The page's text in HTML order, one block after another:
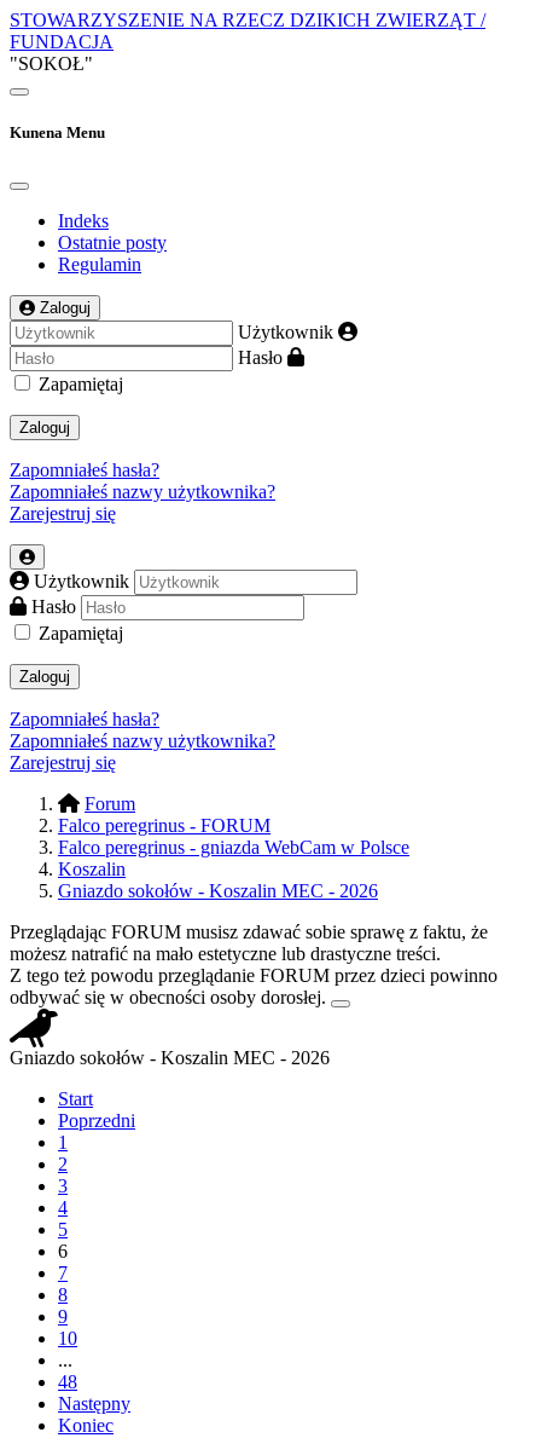
STOWARZYSZENIE NA RZECZ DZIKICH ZWIERZĄT /
FUNDACJA
"SOKOŁ"
Kunena Menu
Indeks
Ostatnie posty
Regulamin
Zaloguj
Użytkownik
Hasło
Zapamiętaj
Zaloguj
Zapomniałeś hasła?
Zapomniałeś nazwy użytkownika?
Zarejestruj się
Użytkownik
Hasło
Zapamiętaj
Zaloguj
Zapomniałeś hasła?
Zapomniałeś nazwy użytkownika?
Zarejestruj się
Forum
Falco peregrinus - FORUM
Falco peregrinus - gniazda WebCam w Polsce
Koszalin
Gniazdo sokołów - Koszalin MEC - 2026
Przeglądając FORUM musisz zdawać sobie sprawę z faktu, że
możesz natrafić na mało estetyczne lub drastyczne treści.
Z tego też powodu przeglądanie FORUM przez dzieci powinno
odbywać się w obecności osoby dorosłej.
Gniazdo sokołów - Koszalin MEC - 2026
Start
Poprzedni
1
2
3
4
5
6
7
8
9
10
...
48
Następny
Koniec